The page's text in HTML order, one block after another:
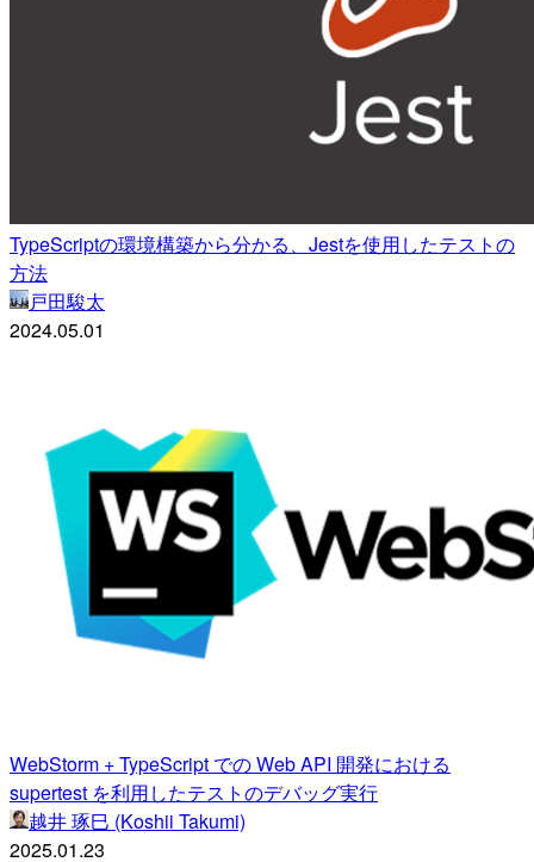
TypeScriptの環境構築から分かる、Jestを使用したテストの
方法
戸田駿太
2024.05.01
WebStorm + TypeScript での Web API 開発における
supertest を利用したテストのデバッグ実行
越井 琢巳 (Koshii Takumi)
2025.01.23